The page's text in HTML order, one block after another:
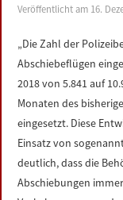
Veröffentlicht am 16.
„Die Zahl der
Abschiebeflügen
2018 von 5.841 auf
Monaten des
eingesetzt. Diese
Einsatz von
deutlich, dass die
Abschiebungen